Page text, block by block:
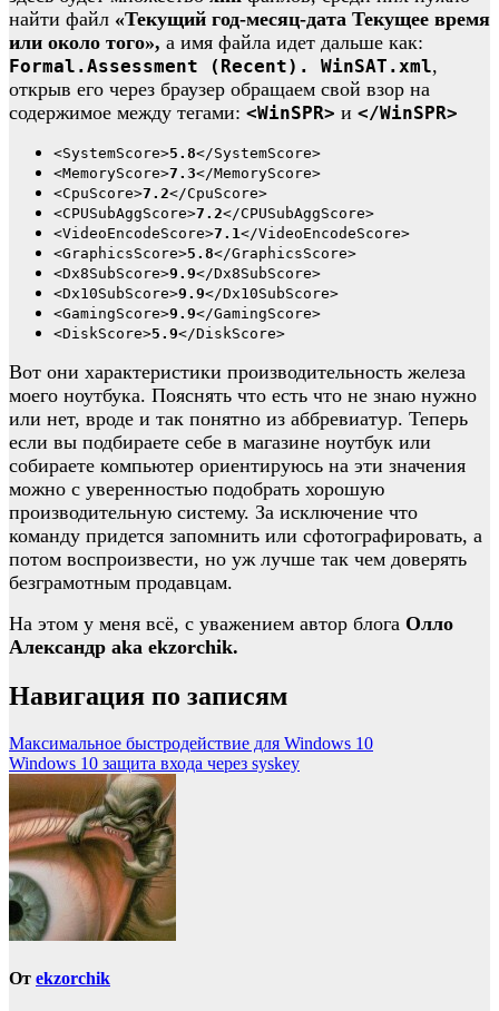
найти файл «Текущий год-месяц-дата Текущее время
или около того», а имя файла идет дальше как:
Formal.Assessment (Recent). WinSAT.xml,
открыв его через браузер обращаем свой взор на
содержимое между тегами: <WinSPR> и </WinSPR>
<SystemScore>5.8</SystemScore>
<MemoryScore>7.3</MemoryScore>
<CpuScore>7.2</CpuScore>
<CPUSubAggScore>7.2</CPUSubAggScore>
<VideoEncodeScore>7.1</VideoEncodeScore>
<GraphicsScore>5.8</GraphicsScore>
<Dx8SubScore>9.9</Dx8SubScore>
<Dx10SubScore>9.9</Dx10SubScore>
<GamingScore>9.9</GamingScore>
<DiskScore>5.9</DiskScore>
Вот они характеристики производительность железа
моего ноутбука. Пояснять что есть что не знаю нужно
или нет, вроде и так понятно из аббревиатур. Теперь
если вы подбираете себе в магазине ноутбук или
собираете компьютер ориентируюсь на эти значения
можно с уверенностью подобрать хорошую
производительную систему. За исключение что
команду придется запомнить или сфотографировать, а
потом воспроизвести, но уж лучше так чем доверять
безграмотным продавцам.
На этом у меня всё, с уважением автор блога Олло
Александр aka ekzorchik.
Навигация по записям
Максимальное быстродействие для Windows 10
Windows 10 защита входа через syskey
От ekzorchik